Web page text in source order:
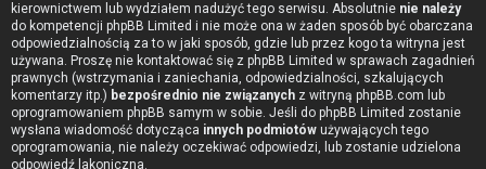
kierownictwem lub wydziałem nadużyć tego serwisu. Absolutnie nie należy
do kompetencji phpBB Limited i nie może ona w żaden sposób być obarczana
odpowiedzialnością za to w jaki sposób, gdzie lub przez kogo ta witryna jest
używana. Proszę nie kontaktować się z phpBB Limited w sprawach zagadnień
prawnych (wstrzymania i zaniechania, odpowiedzialności, szkalujących
komentarzy itp.) bezpośrednio nie związanych z witryną phpBB.com lub
oprogramowaniem phpBB samym w sobie. Jeśli do phpBB Limited zostanie
wysłana wiadomość dotycząca innych podmiotów używających tego
oprogramowania, nie należy oczekiwać odpowiedzi, lub zostanie udzielona
odpowiedź lakoniczna.